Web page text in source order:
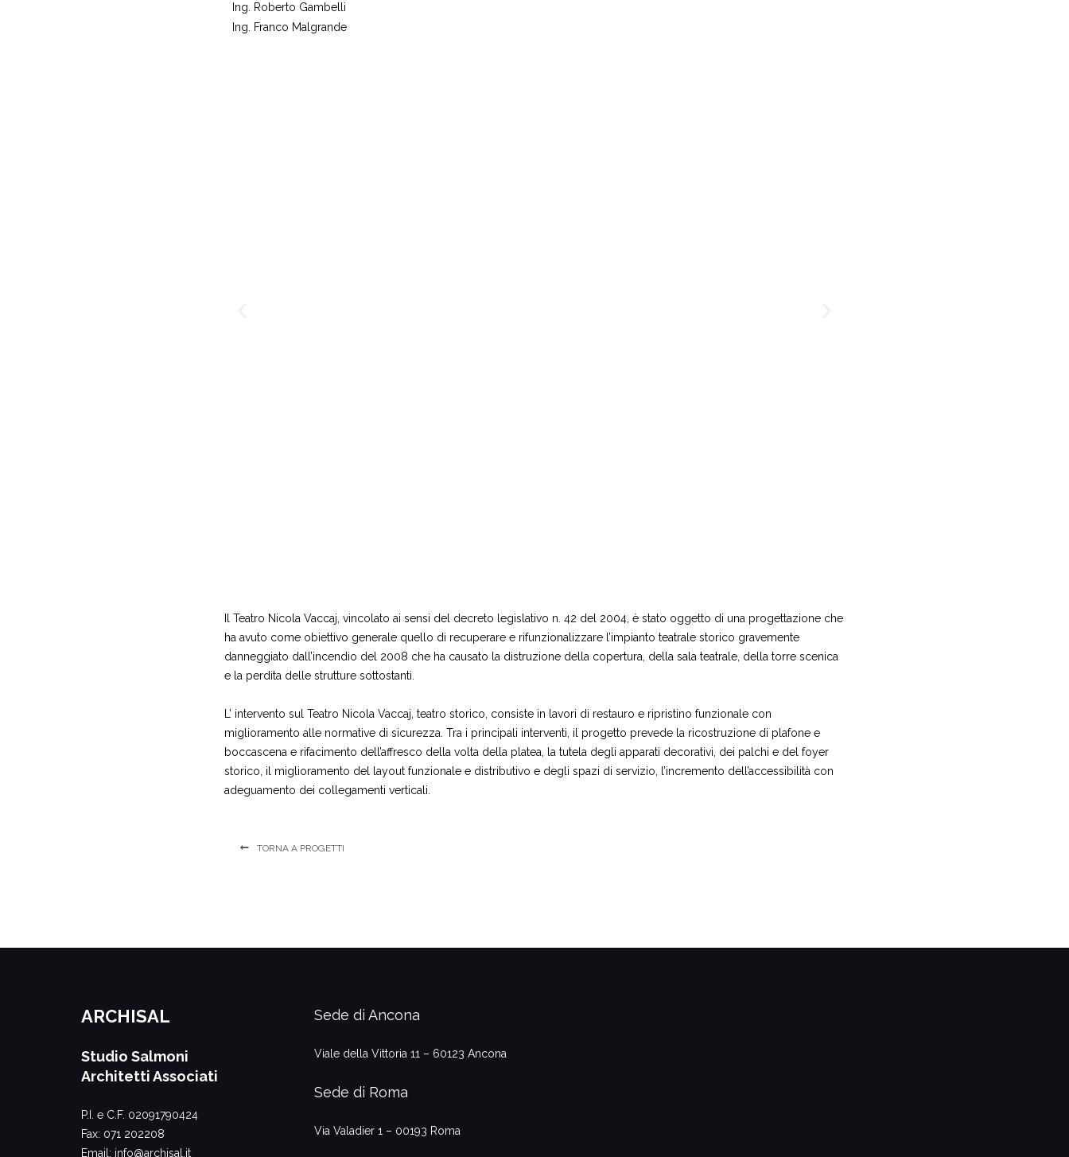
Ing. Roberto Gambelli
Ing. Franco Malgrande
Il Teatro Nicola Vaccaj, vincolato ai sensi del decreto legislativo n. 42 del 2004, è stato oggetto di una progettazione che
ha avuto come obiettivo generale quello di recuperare e rifunzionalizzare l’impianto teatrale storico gravemente
danneggiato dall’incendio del 2008 che ha causato la distruzione della copertura, della sala teatrale, della torre scenica
e la perdita delle strutture sottostanti.
L’ intervento sul Teatro Nicola Vaccaj, teatro storico, consiste in lavori di restauro e ripristino funzionale con
miglioramento alle normative di sicurezza. Tra i principali interventi, il progetto prevede la ricostruzione di plafone e
boccascena e rifacimento dell’affresco della volta della platea, la tutela degli apparati decorativi, dei palchi e del foyer
storico, il miglioramento del layout funzionale e distributivo e degli spazi di servizio, l’incremento dell’accessibilità con
adeguamento dei collegamenti verticali.
TORNA A PROGETTI
ARCHISAL
Studio Salmoni
Architetti Associati
P.I. e C.F. 02091790424
Fax: 071 202208
Email: info@archisal.it
Sede di Ancona
Viale della Vittoria 11 – 60123 Ancona
Sede di Roma
Via Valadier 1 – 00193 Roma